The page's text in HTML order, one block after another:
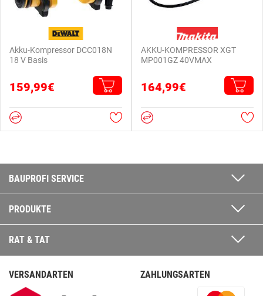
Akku-Kompressor DCC018N
18 V Basis
159,99€
AKKU-KOMPRESSOR XGT
MP001GZ 40VMAX
164,99€
BAUPROFI SERVICE
PRODUKTE
RAT & TAT
VERSANDARTEN ZAHLUNGSARTEN